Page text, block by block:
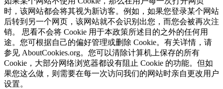
时，该网站都会将其视为新访客。例如，如果您登录某个网站
后转到另一个网页，该网站就不会识别出您，而您会被再次注
销。 思看不会将 Cookie 用于本政策所述目的之外的任何用
途。您可根据自己的偏好管理或删除 Cookie。有关详情，请
参见 AboutCookies.org。您可以清除计算机上保存的所有
Cookie，大部分网络浏览器都设有阻止 Cookie 的功能。但如
果您这么做，则需要在每一次访问我们的网站时亲自更改用户
设置。